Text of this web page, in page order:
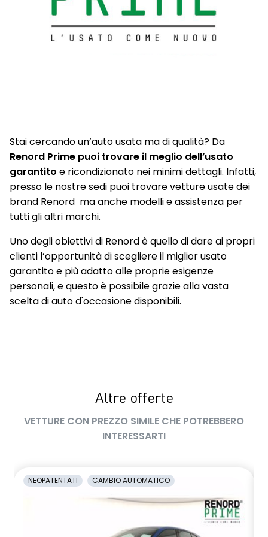
Stai cercando un’auto usata ma di qualità? Da
Renord Prime puoi trovare il meglio dell’usato
garantito e ricondizionato nei minimi dettagli. Infatti,
presso le nostre sedi puoi trovare vetture usate dei
brand Renord ma anche modelli e assistenza per
tutti gli altri marchi.
Uno degli obiettivi di Renord è quello di dare ai propri
clienti l’opportunità di scegliere il miglior usato
garantito e più adatto alle proprie esigenze
personali, e questo è possibile grazie alla vasta
scelta di auto d'occasione disponibili.
Altre offerte
VETTURE CON PREZZO SIMILE CHE POTREBBERO
INTERESSARTI
NEOPATENTATI CAMBIO AUTOMATICO